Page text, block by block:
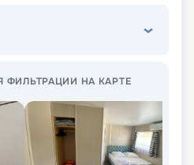
ФИЛЬТРАЦИИ НА КАРТЕ